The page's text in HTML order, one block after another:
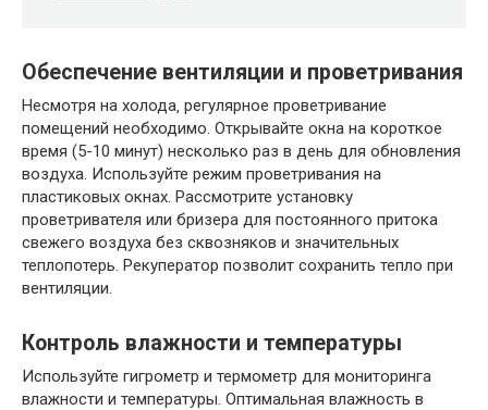
Обеспечение вентиляции и проветривания
Несмотря на холода‚ регулярное проветривание
помещений необходимо. Открывайте окна на короткое
время (5-10 минут) несколько раз в день для обновления
воздуха. Используйте режим проветривания на
пластиковых окнах. Рассмотрите установку
проветривателя или бризера для постоянного притока
свежего воздуха без сквозняков и значительных
теплопотерь. Рекуператор позволит сохранить тепло при
вентиляции.
Контроль влажности и температуры
Используйте гигрометр и термометр для мониторинга
влажности и температуры. Оптимальная влажность в